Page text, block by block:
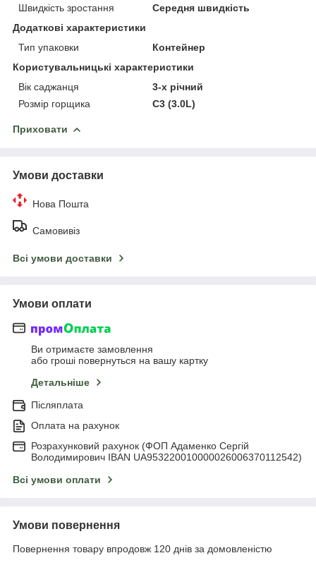
Швидкість зростання
Середня швидкість
Додаткові характеристики
Тип упаковки
Контейнер
Користувальницькі характеристики
Вік саджанця
3-х річний
Розмір горщика
C3 (3.0L)
Приховати
Умови доставки
Нова Пошта
Самовивіз
Всі умови доставки
Умови оплати
Ви отримаєте замовлення
або гроші повернуться на вашу картку
Детальніше
Післяплата
Оплата на рахунок
Розрахунковий рахунок (ФОП Адаменко Сергій
Володимирович IBAN UA953220010000026006370112542)
Всі умови оплати
Умови повернення
Повернення товару впродовж 120 днів за домовленістю